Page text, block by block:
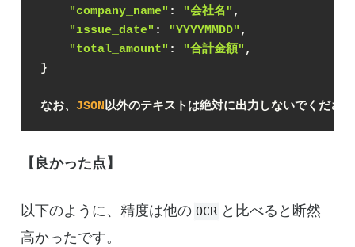
"company_name" : "会社名",
"issue_date" : "YYYYMMDD",
"total_amount" : "合計金額",
}
なお、 JSON以外のテキストは絶対に出力しないでくださ
【良かった点】
以下のように、精度は他の OCR と比べると断然
高かったです。